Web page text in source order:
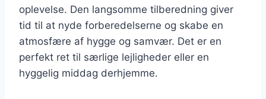
oplevelse. Den langsomme tilberedning giver
tid til at nyde forberedelserne og skabe en
atmosfære af hygge og samvær. Det er en
perfekt ret til særlige lejligheder eller en
hyggelig middag derhjemme.